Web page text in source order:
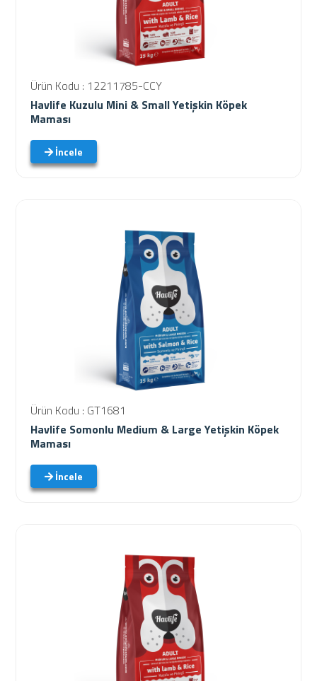
Ürün Kodu : 12211785-CCY
Havlife Kuzulu Mini & Small Yetişkin Köpek
Maması
İncele
Ürün Kodu : GT1681
Havlife Somonlu Medium & Large Yetişkin Köpek
Maması
İncele